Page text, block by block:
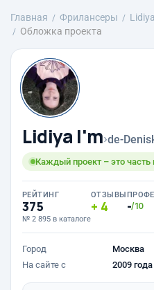
Главная Фрилансеры
Обложка проекта
Lidiya I'm›de-
Каждый проект – это часть
РЕЙТИНГ
375
№ 2 895 в каталоге
ОТЗЫВЫ
4 -/10
Город
Москва
На сайте с
2009 года